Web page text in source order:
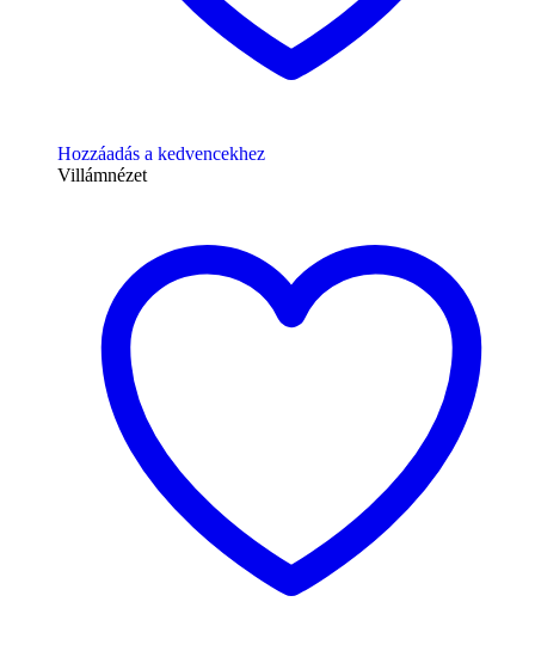
Hozzáadás a kedvencekhez
Villámnézet